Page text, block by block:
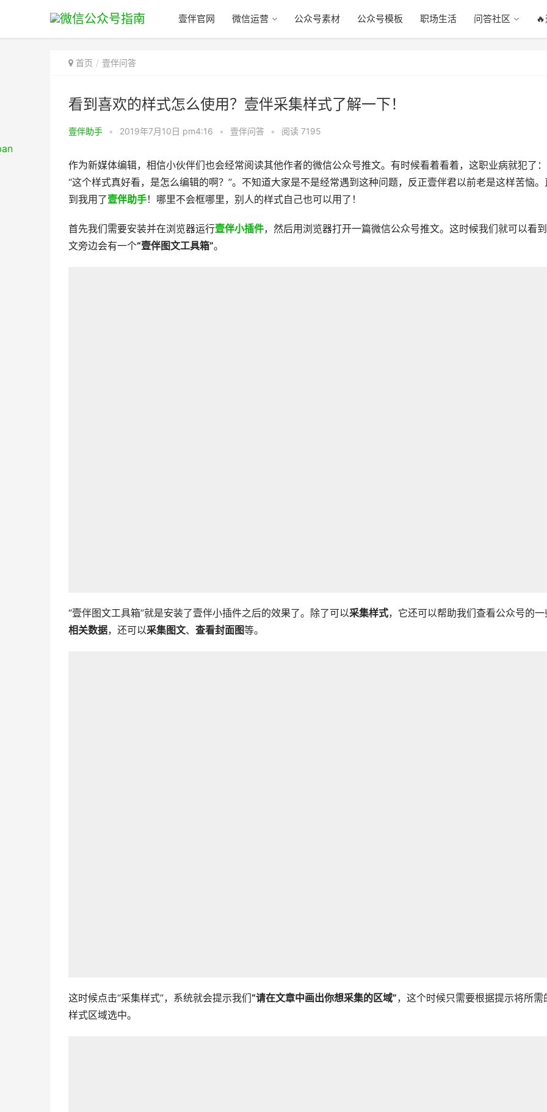
壹伴官网 微信运营 公众号素材 公众号模板 职场生活 问答社区
首页 壹伴问答
看到喜欢的样式怎么使用？壹伴采集样式了解一下！
壹伴助手 • 2019年7月10日 pm4:16 • 壹伴问答 • 阅读 7195
作为新媒体编辑，相信小伙伴们也会经常阅读其他作者的微信公众号推文。有时候看着看着，这职业病就犯了：
“这个样式真好看，是怎么编辑的啊？”。不知道大家是不是经常遇到这种问题，反正壹伴君以前老是这样苦恼。
到我用了壹伴助手！哪里不会框哪里，别人的样式自己也可以用了！
首先我们需要安装并在浏览器运行壹伴小插件，然后用浏览器打开一篇微信公众号推文。这时候我们就可以看
文旁边会有一个“壹伴图文工具箱”。
“壹伴图文工具箱”就是安装了壹伴小插件之后的效果了。除了可以采集样式，它还可以帮助我们查看公众号的一
相关数据，还可以采集图文、 查看封面图等。
这时候点击“采集样式”，系统就会提示我们“请在文章中画出你想采集的区域”，这个时候只需要根据提示将所需
样式区域选中。